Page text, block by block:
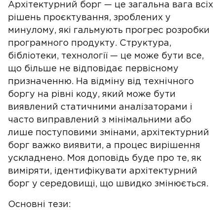
Архітектурний борг — це загальна вага всіх
рішень проєктування, зроблених у
минулому, які гальмують прогрес розробки
програмного продукту. Структура,
бібліотеки, технології — це може бути все,
що більше не відповідає первісному
призначенню. На відміну від технічного
боргу на рівні коду, який може бути
виявлений статичними аналізаторами і
часто виправлений з мінімальними або
лише поступовими змінами, архітектурний
борг важко виявити, а процес вирішення
ускладнено. Моя доповідь буде про те, як
виміряти, ідентифікувати архітектурний
борг у середовищі, що швидко змінюється.
Основні тези: